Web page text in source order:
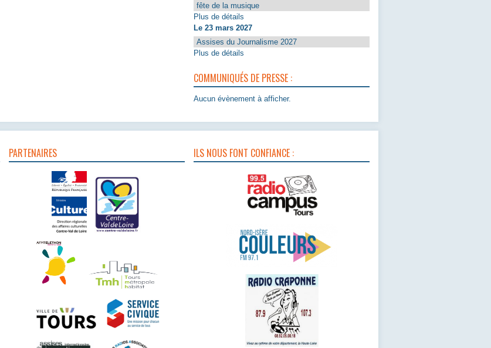
fête de la musique
Plus de détails
Le 23 mars 2027
Assises du Journalisme 2027
Plus de détails
COMMUNIQUÉS DE PRESSE :
Aucun évènement à afficher.
PARTENAIRES ILS NOUS FONT CONFIANCE :